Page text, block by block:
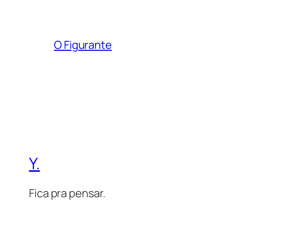
O Figurante
Y.
Fica pra pensar.